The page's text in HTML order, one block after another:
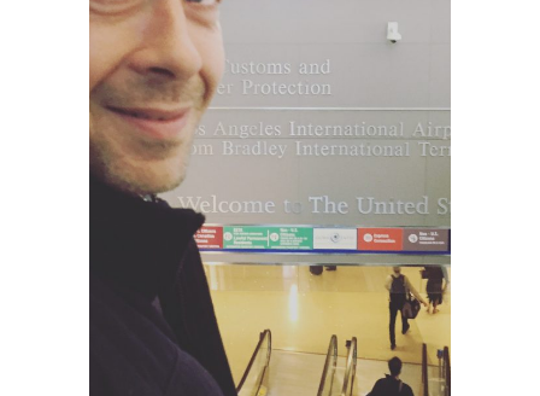
Per qualsiasi viaggio negli STATI
UNITI, non dimenticate:
ASSICURAZIONE SANITARIA
DI VIAGGIO
– ELECTRONIC SYSTEM
FOR TRAVEL AUTHORIZATION
Un programma del governo
statunitense che permette di
entrare negli USA per turismo o
affari fino a 90 GG senza
necessità di un visto.